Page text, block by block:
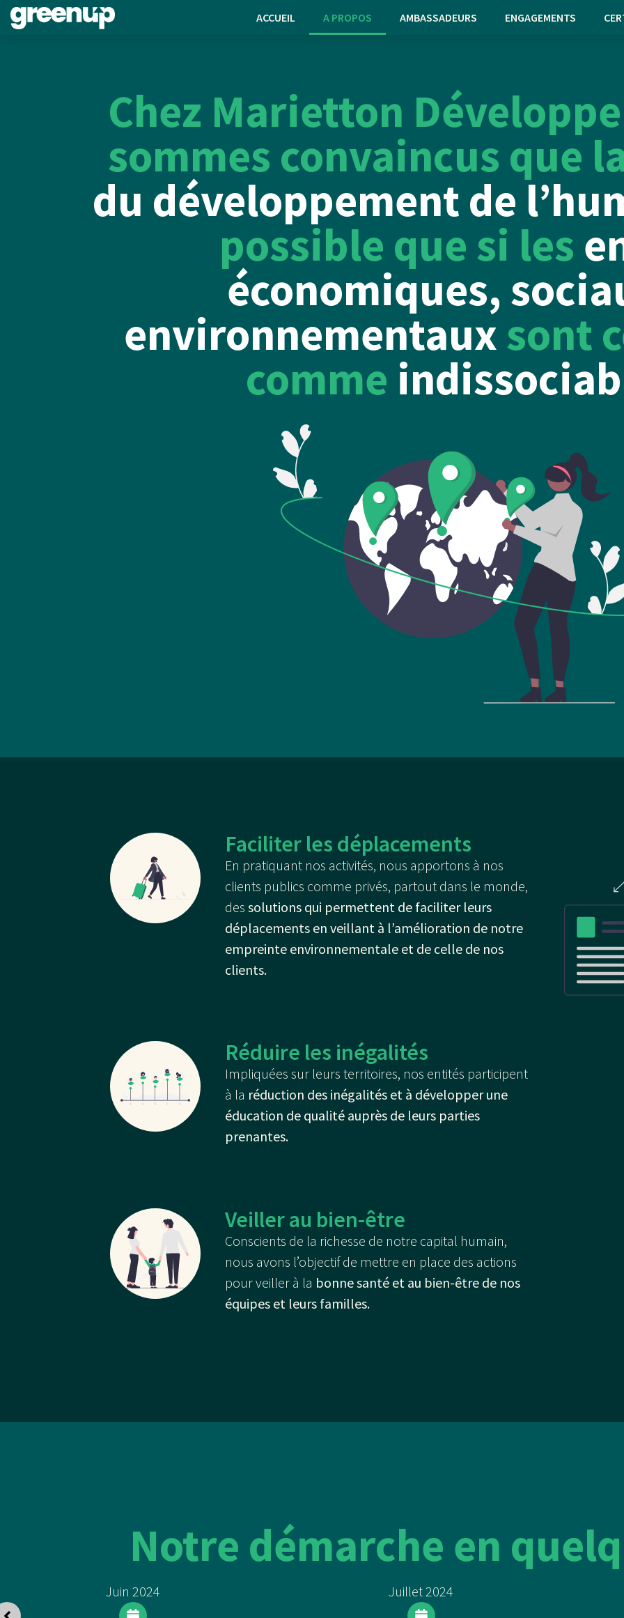
ACCUEIL A PROPOS AMBASSADEURS ENGAGEMENTS
Chez Marietton
sommes convaincus que
du développement de
possible que si les
économiques,
environnementauxsont
comme
Faciliter les déplacements
En pratiquant nos activités, nous apportons à nos
clients publics comme privés, partout dans le monde,
dessolutions qui permettent de faciliter leurs
déplacements en veillant à l’amélioration de notre
empreinte environnementale et de celle de nos
clients.
Réduire les inégalités
Impliquées sur leurs territoires, nos entités participent
à la réduction des inégalités et à développer une
éducation de qualité auprès de leurs parties
prenantes.
Veiller au bien-être
Conscients de la richesse de notre capital humain,
nous avons l’objectif de mettre en place des actions
pour veiller à la bonne santé et au bien-être de nos
équipes et leurs familles.
Notre démarche en
Juin 2024 Juillet 2024